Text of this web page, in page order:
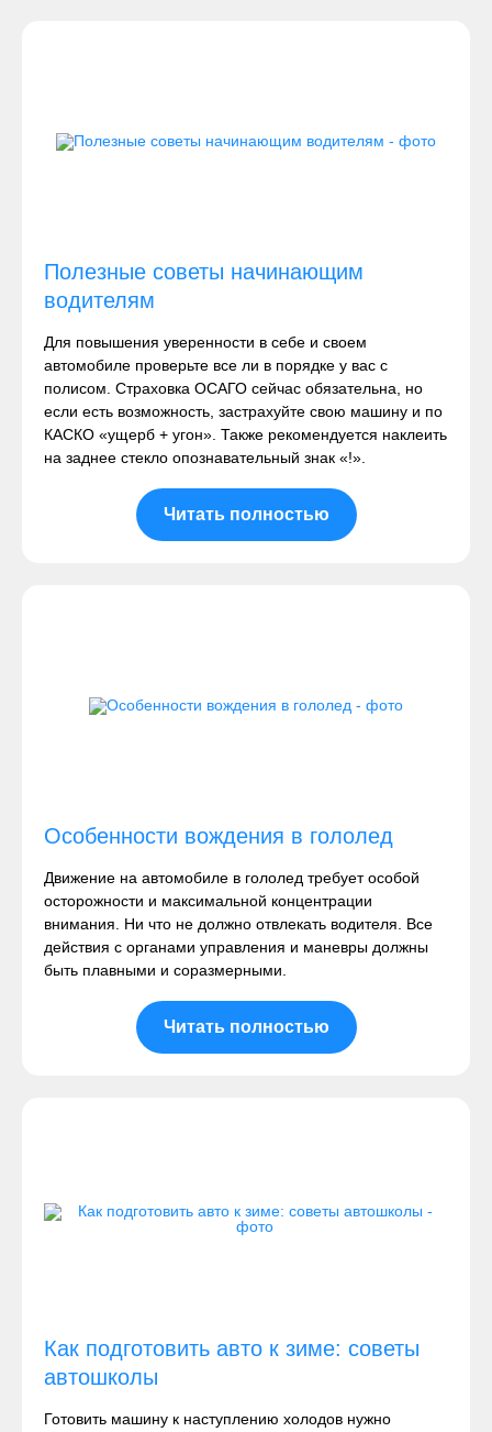
Полезные советы начинающим
водителям
Для повышения уверенности в себе и своем
автомобиле проверьте все ли в порядке у вас с
полисом. Страховка ОСАГО сейчас обязательна, но
если есть возможность, застрахуйте свою машину и по
КАСКО «ущерб + угон». Также рекомендуется наклеить
на заднее стекло опознавательный знак «!».
Читать полностью
Особенности вождения в гололед
Движение на автомобиле в гололед требует особой
осторожности и максимальной концентрации
внимания. Ни что не должно отвлекать водителя. Все
действия с органами управления и маневры должны
быть плавными и соразмерными.
Читать полностью
Как подготовить авто к зиме: советы
автошколы
Готовить машину к наступлению холодов нужно